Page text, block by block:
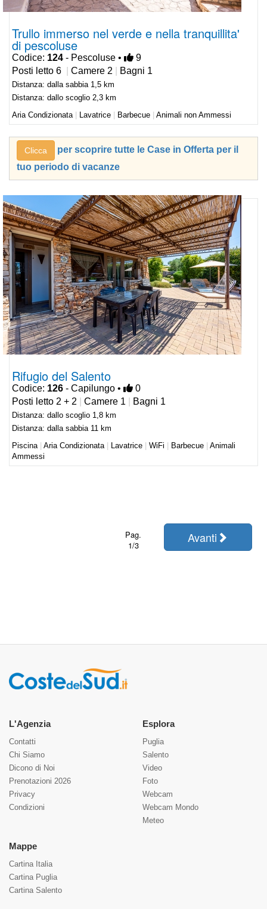
Trullo immerso nel verde e nella tranquillita'
di pescoluse
Codice: 124 - Pescoluse •
9
Posti letto 6
Camere 2 Bagni 1
Distanza: dalla sabbia 1,5 km
Distanza: dallo scoglio 2,3 km
Aria Condizionata
Lavatrice Barbecue Animali non Ammessi
Clicca
per scoprire tutte le Case in Offerta per il
tuo periodo di vacanze
Rifugio del Salento
Codice: 126 - Capilungo •
0
Posti letto 2 + 2
Camere 1 Bagni 1
Distanza: dallo scoglio 1,8 km
Distanza: dalla sabbia 11 km
Piscina Aria Condizionata Lavatrice WiFi Barbecue
Animali
Ammessi
Pag.
1/3
Avanti
L'Agenzia
Contatti
Chi Siamo
Dicono di Noi
Prenotazioni 2026
Privacy
Condizioni
Esplora
Puglia
Salento
Video
Foto
Webcam
Webcam Mondo
Meteo
Mappe
Cartina Italia
Cartina Puglia
Cartina Salento